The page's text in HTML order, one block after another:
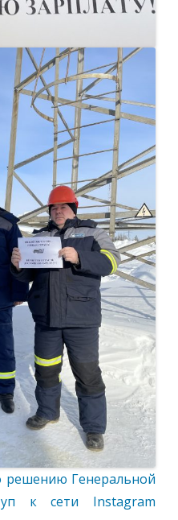
решению Генеральной
к сети Instagram